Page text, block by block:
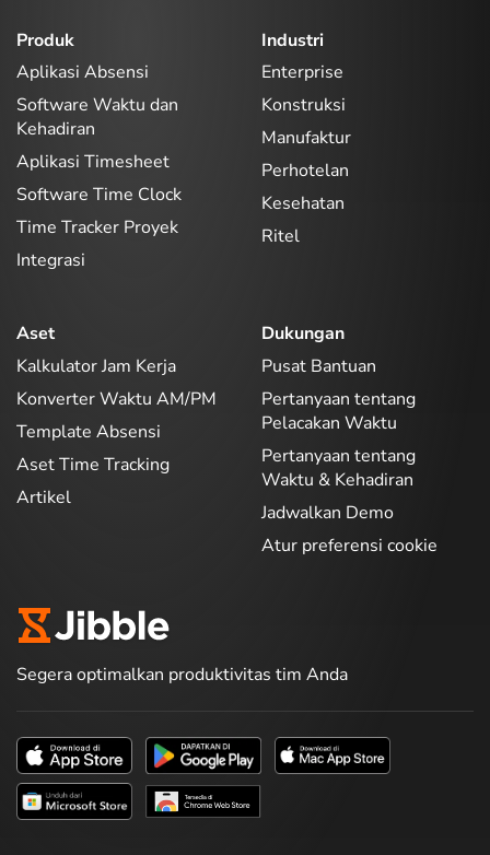
Produk
Aplikasi Absensi
Software Waktu dan
Kehadiran
Aplikasi Timesheet
Software Time Clock
Time Tracker Proyek
Integrasi
Industri
Enterprise
Konstruksi
Manufaktur
Perhotelan
Kesehatan
Ritel
Aset
Kalkulator Jam Kerja
Konverter Waktu AM/PM
Template Absensi
Aset Time Tracking
Artikel
Dukungan
Pusat Bantuan
Pertanyaan tentang
Pelacakan Waktu
Pertanyaan tentang
Waktu & Kehadiran
Jadwalkan Demo
Atur preferensi cookie
Segera optimalkan produktivitas tim Anda